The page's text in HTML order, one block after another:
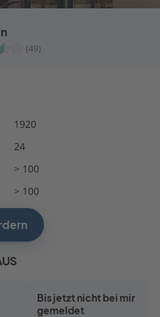
(49)
1920
24
> 100
> 100
Bis jetzt nicht bei mir
gemeldet